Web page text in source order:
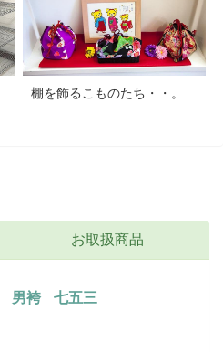
棚を飾るこものたち・・。
お取扱商品
男袴
七五三